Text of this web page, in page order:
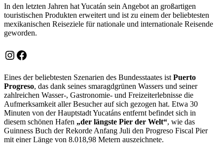
In den letzten Jahren hat Yucatán sein Angebot an großartigen
touristischen Produkten erweitert und ist zu einem der beliebtesten
mexikanischen Reiseziele für nationale und internationale Reisende
geworden.
Instagram
Facebook
Eines der beliebtesten Szenarien des Bundesstaates ist Puerto
Progreso, das dank seines smaragdgrünen Wassers und seiner
zahlreichen Wasser-, Gastronomie- und Freizeiterlebnisse die
Aufmerksamkeit aller Besucher auf sich gezogen hat. Etwa 30
Minuten von der Hauptstadt Yucatáns entfernt befindet sich in
diesem schönen Hafen „der längste Pier der Welt“, wie das
Guinness Buch der Rekorde Anfang Juli den Progreso Fiscal Pier
mit einer Länge von 8.018,98 Metern auszeichnete.